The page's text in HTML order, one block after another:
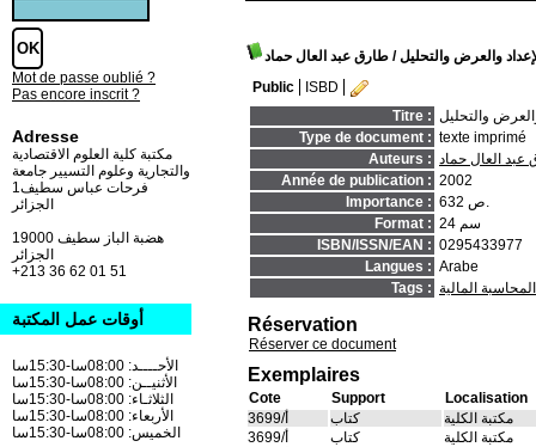
والعرض والتحليل/ طارق عبد العال حماد
Public
ISBD
Titre : والتحليل
Type de document : texte imprimé
Auteurs : عبد العال حماد
Année de publication : 2002
Importance :
632 ص.
Format :
24 سم
ISBN/ISSN/EAN : 0295433977
Langues : Arabe
Tags : المحاسبة المالية
Réservation
Réserver ce document
Exemplaires
Cote Support
Localisation
أ/3699
كتاب
مكتبة الكلية
أ/3699
كتاب
مكتبة الكلية
Mot de passe oublié ?
Pas encore inscrit ?
Adresse
مكتبة كلية العلوم الاقتصادية
والتجارية وعلوم التسيير جامعة
فرحات عباس سطيف1
الجزائر
19000 هضبة الباز سطيف
+213 36 62 01 51
أوقات عمل المكتبة
الأحــــد: 08:00سا-15:30سا
الأثنيــن: 08:00سا-15:30سا
الثلاثـاء: 08:00سا-15:30سا
الأربعاء: 08:00سا-15:30سا
الخميس: 08:00سا-15:30سا